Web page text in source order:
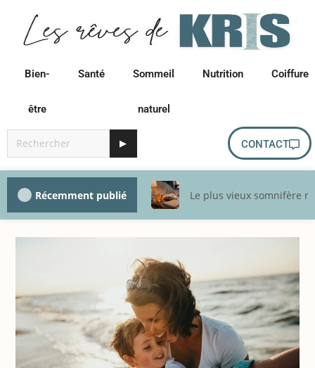
Bien-
être
Santé Sommeil
naturel
Nutrition Coiffure
▶ CONTACT
Récemment publié Le plus vieux somnifère